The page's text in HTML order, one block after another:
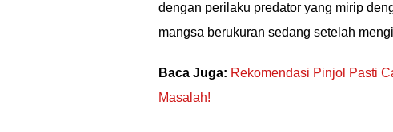
dengan perilaku predator yang mirip
mangsa berukuran sedang setelah
Baca Juga: Rekomendasi Pinjol Pasti
Masalah!